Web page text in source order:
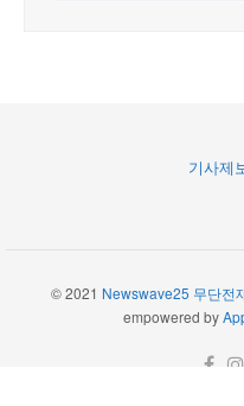
기사제
© 2021 Newswave25 무단전
empowered by